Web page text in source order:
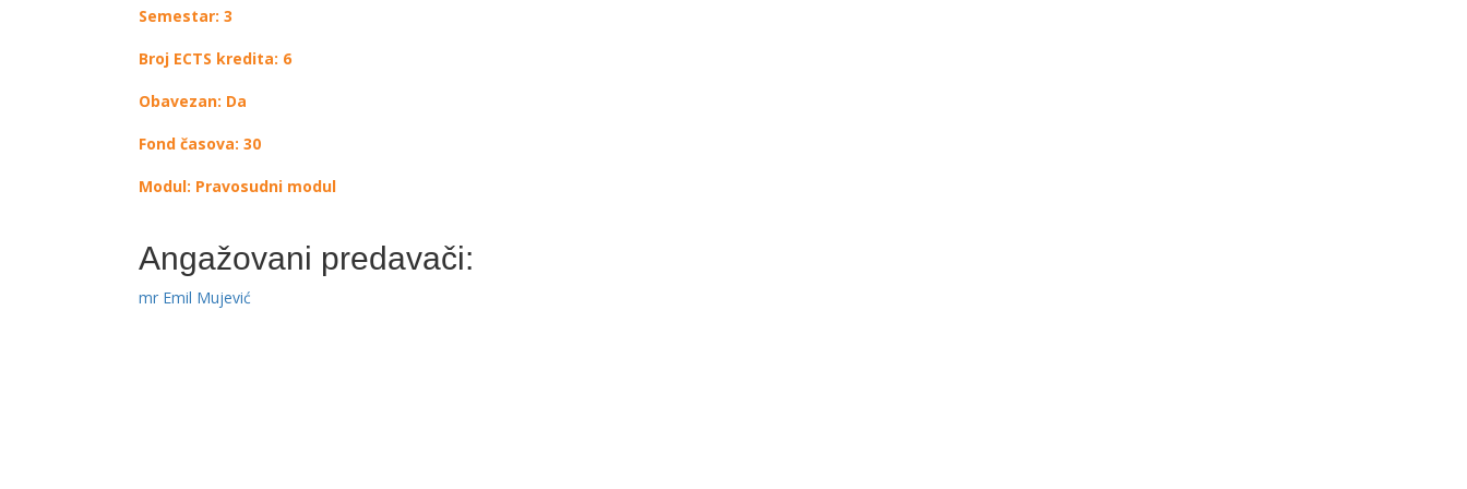
Semestar: 3
Broj ECTS kredita: 6
Obavezan: Da
Fond časova: 30
Modul: Pravosudni modul
Angažovani predavači:
mr Emil Mujević